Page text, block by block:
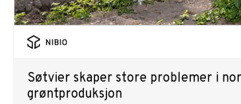
Søtvier skaper store problemer i
grøntproduksjon